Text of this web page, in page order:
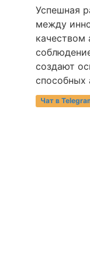
Успешная
между
качеством
создают
способных
Чат в